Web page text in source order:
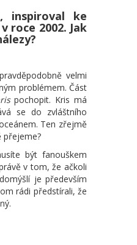
inspiroval ke
roce 2002. Jak
velmi
problémem. Část
pochopit. Kris má
se do zvláštního
Ten zřejmě
přejeme?
být fanouškem
v tom, že ačkoli
je především
rádi předstírali, že